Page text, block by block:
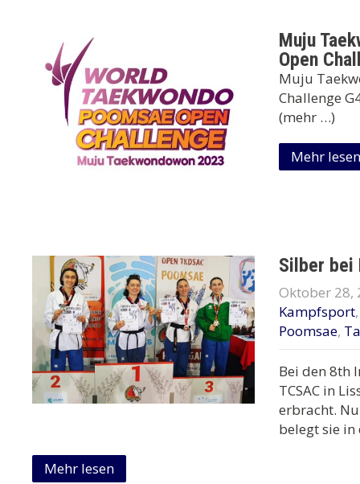
Muju
Open
Muju
Challenge
(mehr …)
Mehr lesen
Silber bei
Oktober 28,
Kampfsport
Poomsae,
Bei den 8th
TCSAC in
erbracht.
belegt sie in
Mehr lesen